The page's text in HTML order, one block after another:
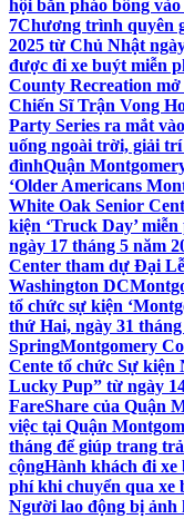
hội bắn pháo bông
7Chương trình quyên
2025 từ Chủ Nhật
được đi xe buýt miễn
County Recreation
Chiến Sĩ Trận Vong
Party Series ra mắt
uống ngoài trời, giải
đìnhQuận
‘Older Americans
White Oak Senior
kiện ‘Truck Day’
ngày 17 tháng 5 năm
Center tham dự Đại
Washington DC
tổ chức sự kiện
thứ Hai, ngày 31
SpringMontgomery
Cente tổ chức Sự
Lucky Pup” từ ngày
FareShare của Quận
việc tại Quận
tháng để giúp trang
cộngHành khách đi xe
phí khi chuyển qua xe
Người lao động bị ảnh